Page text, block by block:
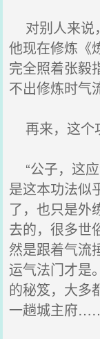
对别人来说
他现在修炼《
完全照着张毅
不出修炼时气
再来，这个
“公子，这
是这本功法似
了，也只是外
去的，很多世
然是跟着气流
运气法门才是
的秘笈，大多
一趟城主府